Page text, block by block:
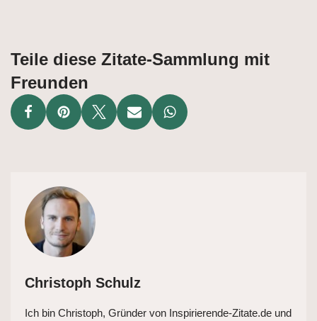
Teile diese Zitate-Sammlung mit
Freunden
Christoph Schulz
Ich bin Christoph, Gründer von Inspirierende-Zitate.de und